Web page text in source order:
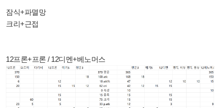
잠식+파멸망
크리+근접
12프론+프론 / 12디멘+베노머스